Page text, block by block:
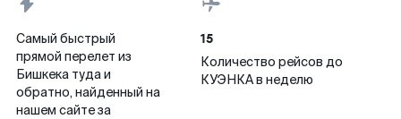
Самый быстрый
прямой перелет из
Бишкека туда и
обратно, найденный на
нашем сайте за
15
Количество рейсов до
КУЭНКА в неделю